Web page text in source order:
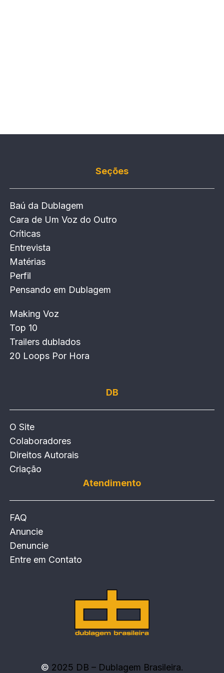
Seções
Baú da Dublagem
Cara de Um Voz do Outro
Críticas
Entrevista
Matérias
Perfil
Pensando em Dublagem
Making Voz
Top 10
Trailers dublados
20 Loops Por Hora
DB
O Site
Colaboradores
Direitos Autorais
Criação
Atendimento
FAQ
Anuncie
Denuncie
Entre em Contato
© 2025 DB – Dublagem Brasileira.